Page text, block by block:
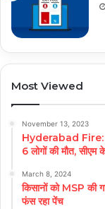
Most Viewed
November 13, 2023
Hyderabad Fire:
6 लोगों की मौत,
March 8, 2024
किसानों को MSP की
फंस रहा पेंच